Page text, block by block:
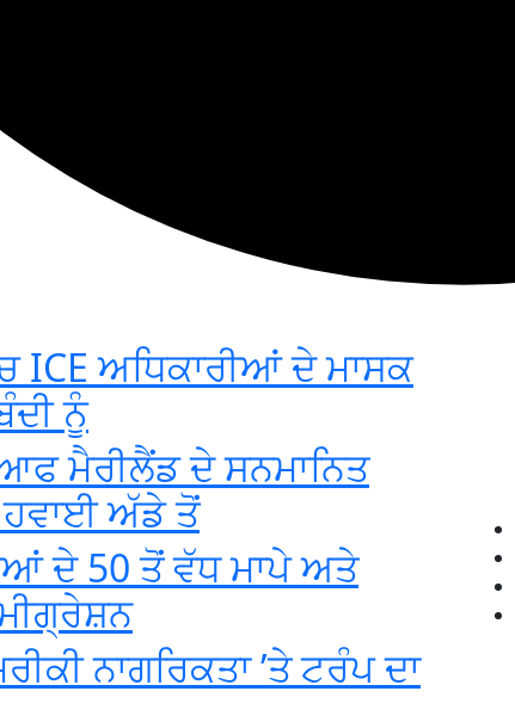
ICE ਅਧਿਕਾਰੀਆਂ ਦੇ ਮਾਸਕ
ਨੂੰ
ਮੈਰੀਲੈਂਡ ਦੇ ਸਨਮਾਨਿਤ
ਅੱਡੇ ਤੋਂ
ਦੇ 50 ਤੋਂ ਵੱਧ ਮਾਪੇ ਅਤੇ
ਨਾਗਰਿਕਤਾ ’ਤੇ ਟਰੰਪ ਦਾ